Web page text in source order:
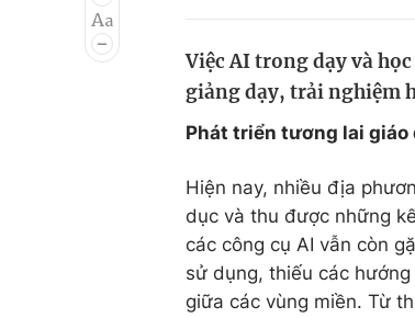
Âm nhạc
Chất lượng
Việc AI trong dạy và
giảng dạy, trải nghiệm
Phát triển tương lai giáo
Hiện nay, nhiều địa
dục và thu được những
các công cụ AI vẫn còn
sử dụng, thiếu các
giữa các vùng miền. Từ